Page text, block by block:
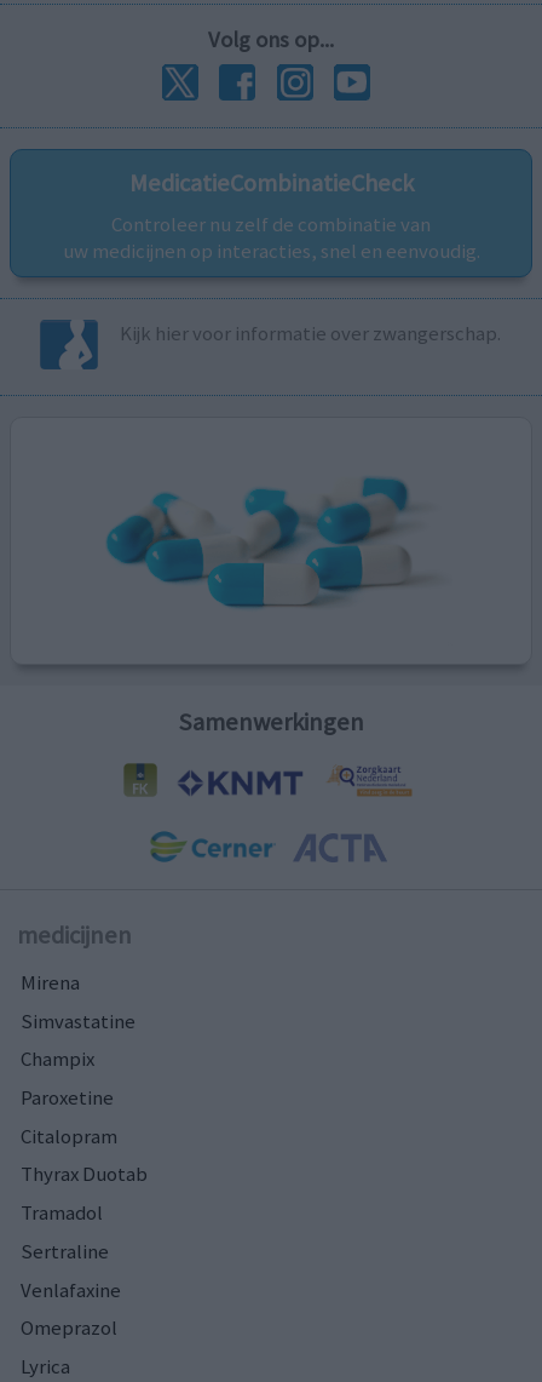
Volg ons op...
MedicatieCombinatieCheck
Controleer nu zelf de combinatie van
uw medicijnen op interacties, snel en eenvoudig.
Kijk hier voor informatie over zwangerschap.
Samenwerkingen
medicijnen
Mirena
Simvastatine
Champix
Paroxetine
Citalopram
Thyrax Duotab
Tramadol
Sertraline
Venlafaxine
Omeprazol
Lyrica